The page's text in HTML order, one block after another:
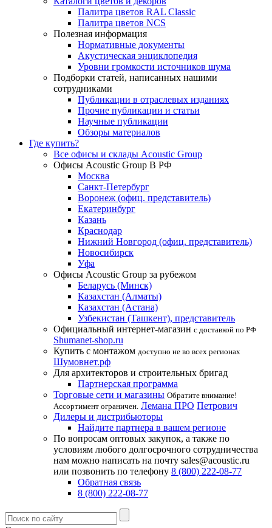
Палитра цветов RAL Сlassic
Палитра цветов NCS
Полезная информация
Нормативные документы
Акустическая энциклопедия
Уровни громкости источников шума
Подборки статей, написанных нашими
сотрудниками
Публикации в отраслевых изданиях
Прочие публикации и статьи
Научные публикации
Обзоры материалов
Где купить?
Все офисы и склады Acoustic Group
Офисы Acoustic Group В РФ
Москва
Санкт-Петербург
Воронеж (офиц. представитель)
Екатеринбург
Казань
Краснодар
Нижний Новгород (офиц. представитель)
Новосибирск
Уфа
Офисы Acoustic Group за рубежом
Беларусь (Минск)
Казахстан (Алматы)
Казахстан (Астана)
Узбекистан (Ташкент), представитель
Официальный интернет-магазин с доставкой по РФ
Shumanet-shop.ru
Купить с монтажом доступно не во всех регионах
Шумовнет.рф
Для архитекторов и строительных бригад
Партнерская программа
Торговые сети и магазины Обратите внимание!
Ассортимент ограничен. Лемана ПРО Петрович
Дилеры и дистрибьюторы
Найдите партнера в вашем регионе
По вопросам оптовых закупок, а также по
условиям любого долгосрочного сотрудничества
нам можно написать на почту sales@acoustic.ru
или позвонить по телефону 8 (800) 222-08-77
Обратная связь
8 (800) 222-08-77